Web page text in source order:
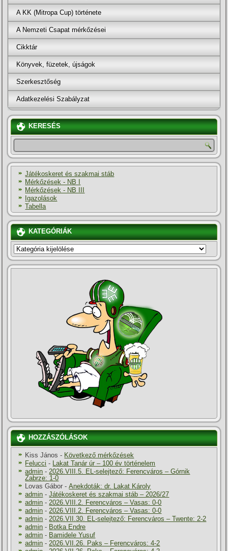
A KK (Mitropa Cup) története
A Nemzeti Csapat mérkőzései
Cikktár
Könyvek, füzetek, újságok
Szerkesztőség
Adatkezelési Szabályzat
KERESÉS
Játékoskeret és szakmai stáb
Mérkőzések - NB I
Mérkőzések - NB III
Igazolások
Tabella
KATEGÓRIÁK
KATEGÓRIÁK
HOZZÁSZÓLÁSOK
Kiss János - Következő mérkőzések
Felucci - Lakat Tanár úr – 100 év történelem
admin -2026.VIII.5. EL-selejtező: Ferencváros – Górnik
Zabrze: 1-0
Lovas Gábor -Anekdoták: dr. Lakat Károly
admin -Játékoskeret és szakmai stáb – 2026/27
admin -2026.VIII.2. Ferencváros – Vasas: 0-0
admin -2026.VIII.2. Ferencváros – Vasas: 0-0
admin -2026.VII.30. EL-selejtező: Ferencváros – Twente: 2-2
admin - Botka Endre
admin - Bamidele Yusuf
admin -2026.VII.26. Paks – Ferencváros: 4-2